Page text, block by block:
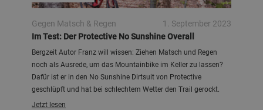
Gegen Matsch & Regen
1. September 2023
Im Test: Der Protective No Sunshine Overall
Bergzeit Autor Franz will wissen: Ziehen Matsch und Regen
noch als Ausrede, um das Mountainbike im Keller zu lassen?
Dafür ist er in den No Sunshine Dirtsuit von Protective
geschlüpft und hat bei schlechtem Wetter den Trail gerockt.
Jetzt lesen